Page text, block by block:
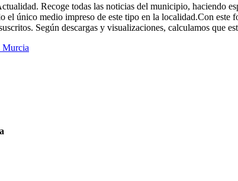
Recoge todas las noticias del municipio, haciendo
el único medio impreso de este tipo en la localidad.Con
Según descargas y visualizaciones, calculamos que
Murcia